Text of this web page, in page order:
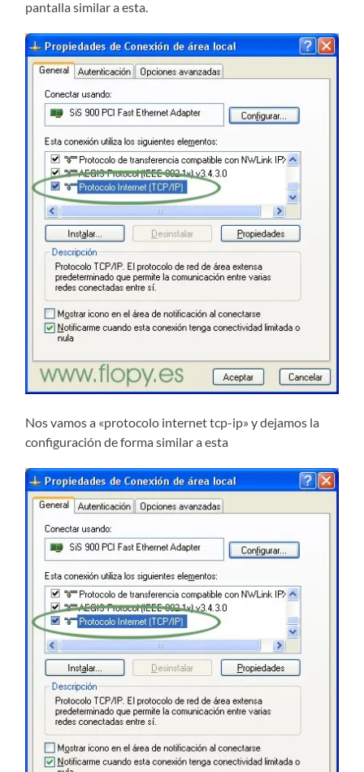
pantalla similar a esta.
Nos vamos a «protocolo internet tcp-ip» y dejamos la
configuración de forma similar a esta